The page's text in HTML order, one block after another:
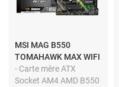
MSI MAG B550
TOMAHAWK MAX WIFI
- Carte mère ATX
Socket AM4 AMD B550